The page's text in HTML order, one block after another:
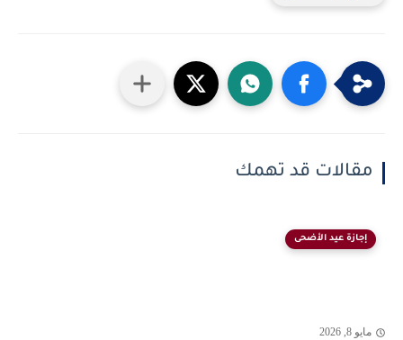
مقالات قد تهمك
إجازة عيد الأضحى
مايو 8, 2026